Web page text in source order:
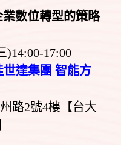
業數位轉型的策略
)14:00-17:00
達集團 智能方
路2號4樓【台大